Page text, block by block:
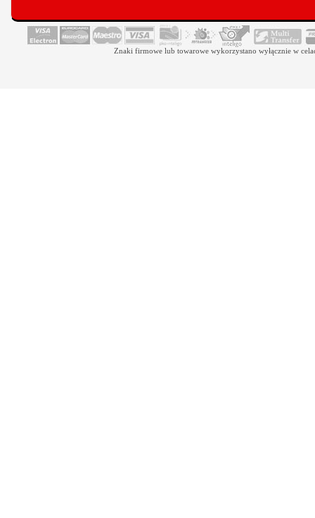
Znaki firmowe lub towarowe wykorzystano wyłącznie w